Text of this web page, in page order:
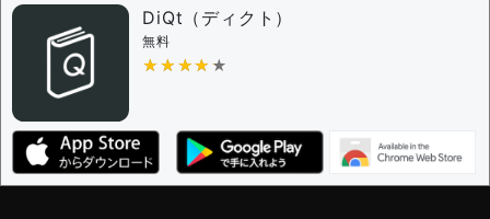
審査に対する投票権限を持つユーザー -
決定に必要な投票数 -
編集ガイドライン
DiQt（ディクト）
無料
★★★★★
★★★★★